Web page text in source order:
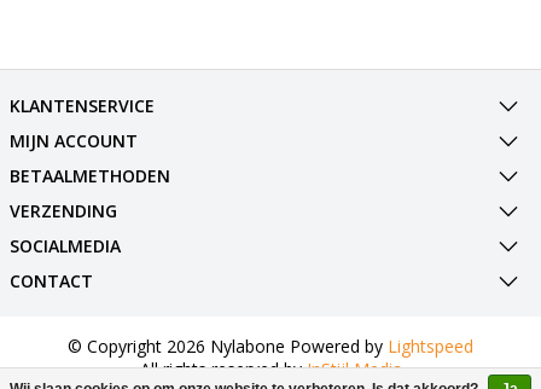
KLANTENSERVICE
MIJN ACCOUNT
BETAALMETHODEN
VERZENDING
SOCIALMEDIA
CONTACT
© Copyright 2026 Nylabone Powered by Lightspeed
All rights reserved byInStijl Media